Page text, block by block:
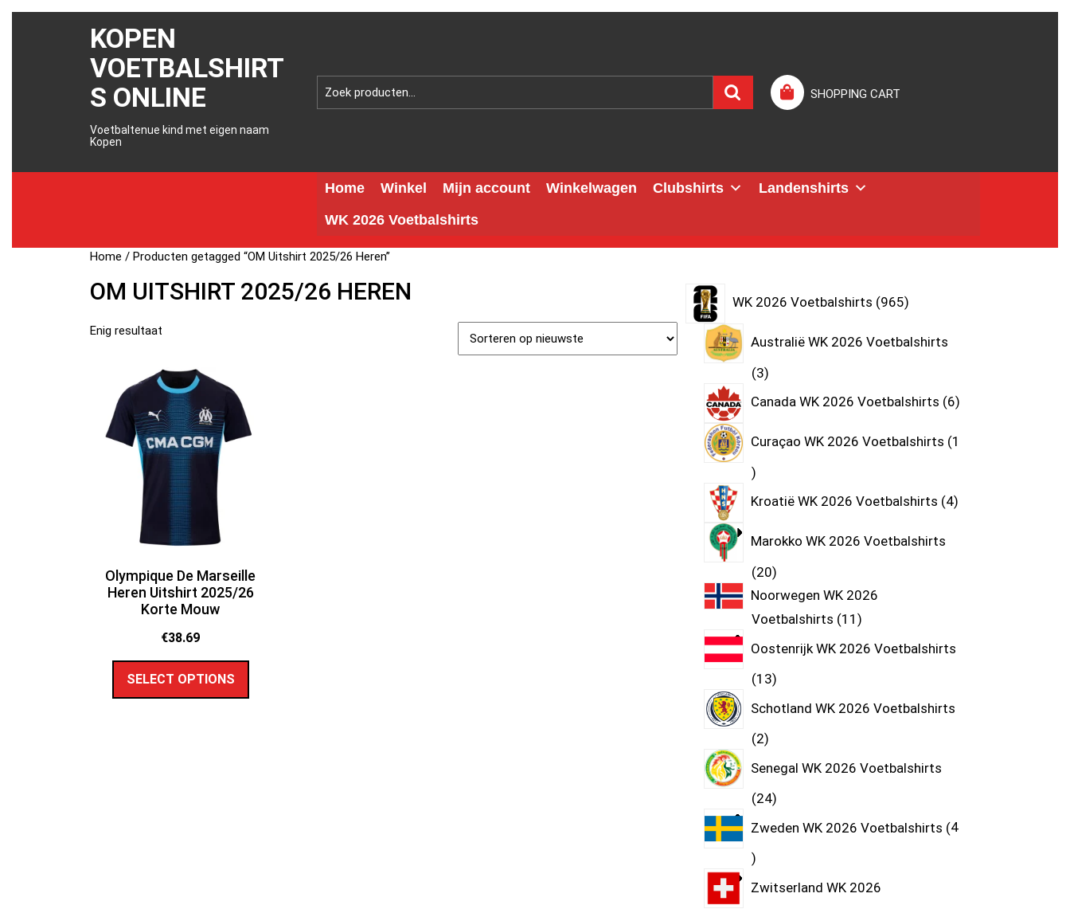
KOPEN
VOETBALSHIRT
S ONLINE
Voetbaltenue kind met eigen naam
Kopen
SHOPPING CART
Home Winkel Mijn account Winkelwagen Clubshirts
Landenshirts
WK 2026 Voetbalshirts
Home / Producten getagged “OM Uitshirt 2025/26 Heren”
OM UITSHIRT 2025/26 HEREN
Enig resultaat
Olympique De Marseille
Heren Uitshirt 2025/26
Korte Mouw
€38.69
SELECT OPTIONS
WK 2026 Voetbalshirts 965
Australië WK 2026 Voetbalshirts
3
Canada WK 2026 Voetbalshirts 6
Curaçao WK 2026 Voetbalshirts 1
Kroatië WK 2026 Voetbalshirts 4
Marokko WK 2026 Voetbalshirts
20
Noorwegen WK 2026
Voetbalshirts 11
Oostenrijk WK 2026 Voetbalshirts
13
Schotland WK 2026 Voetbalshirts
2
Senegal WK 2026 Voetbalshirts
24
Zweden WK 2026 Voetbalshirts 4
Zwitserland WK 2026